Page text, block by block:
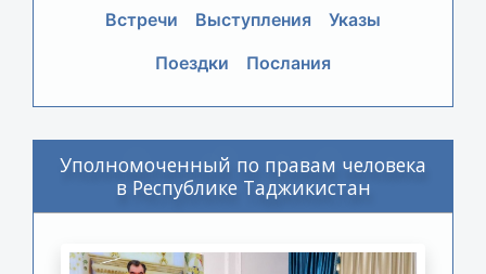
Встречи Выступления
Указы
Поездки
Послания
Уполномоченный по правам человека
в Республике Таджикистан